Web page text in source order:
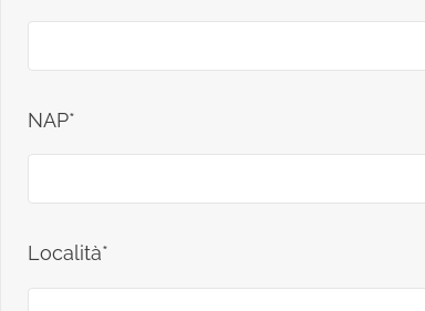
NAP*
Località*